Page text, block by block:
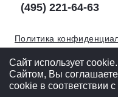
(495) 221-64-63
Политика
Обработка
Сайт использует
Сайтом, Вы
cookie в соответствии